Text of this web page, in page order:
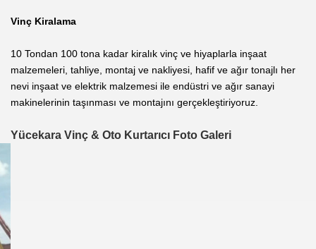
Vinç Kiralama
10 Tondan 100 tona kadar kiralık vinç ve hiyaplarla inşaat
malzemeleri, tahliye, montaj ve nakliyesi, hafif ve ağır tonajlı her
nevi inşaat ve elektrik malzemesi ile endüstri ve ağır sanayi
makinelerinin taşınması ve montajını gerçekleştiriyoruz.
Yücekara Vinç & Oto Kurtarıcı Foto Galeri